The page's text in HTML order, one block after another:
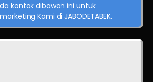
kontak dibawah ini untuk
Kami di JABODETABEK.